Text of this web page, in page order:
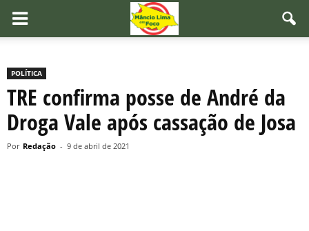
POLÍTICA
TRE confirma posse de André da
Droga Vale após cassação de Josa
Por Redação - 9 de abril de 2021